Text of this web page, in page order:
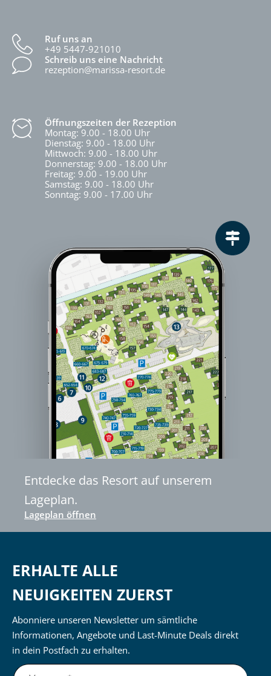
Ruf uns an
+49 5447-921010
Schreib uns eine Nachricht
rezeption@marissa-resort.de
Öffnungszeiten der Rezeption
Montag: 9.00 - 18.00 Uhr
Dienstag: 9.00 - 18.00 Uhr
Mittwoch: 9.00 - 18.00 Uhr
Donnerstag: 9.00 - 18.00 Uhr
Freitag: 9.00 - 19.00 Uhr
Samstag: 9.00 - 18.00 Uhr
Sonntag: 9.00 - 17.00 Uhr
Entdecke das Resort auf unserem
Lageplan.
Lageplan öffnen
ERHALTE ALLE
NEUIGKEITEN ZUERST
Abonniere unseren Newsletter um sämtliche
Informationen, Angebote und Last-Minute Deals direkt
in dein Postfach zu erhalten.